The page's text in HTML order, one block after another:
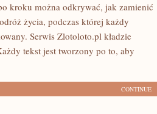
kroku można odkrywać, jak zamienić
życia, podczas której każdy
Serwis Zlotoloto.pl kładzie
tekst jest tworzony po to, aby
CONTINUE